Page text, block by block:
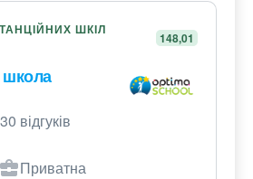
ШКІЛ
148,01
школа
30 відгуків
Приватна